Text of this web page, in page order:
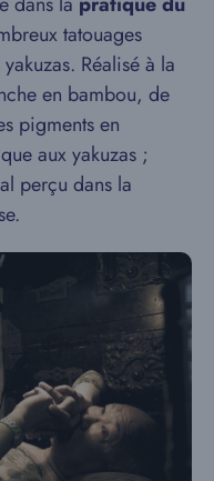
tatouages
Réalisé à la
en bambou, de
pigments en
aux yakuzas ;
perçu dans la